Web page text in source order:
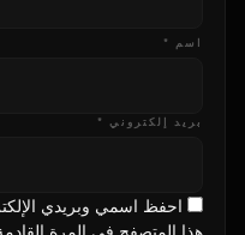
اسم *
بريد إلكتروني *
احفظ اسمي وبريدي
هذا المتصفح في المرة